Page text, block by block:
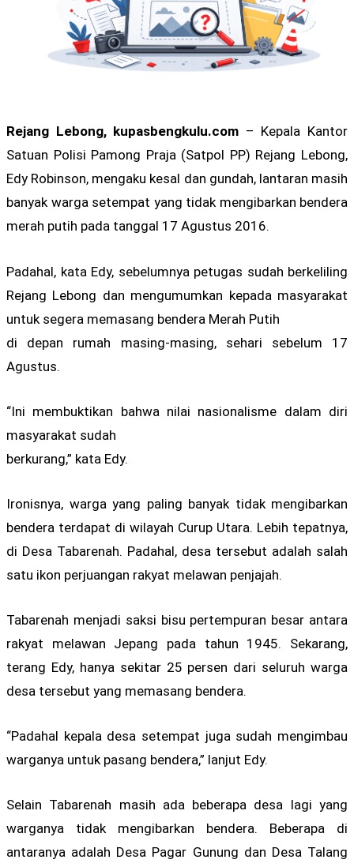
Rejang Lebong, kupasbengkulu.com – Kepala Kantor
Satuan Polisi Pamong Praja (Satpol PP) Rejang Lebong,
Edy Robinson, mengaku kesal dan gundah, lantaran masih
banyak warga setempat yang tidak mengibarkan bendera
merah putih pada tanggal 17 Agustus 2016.
Padahal, kata Edy, sebelumnya petugas sudah berkeliling
Rejang Lebong dan mengumumkan kepada masyarakat
untuk segera memasang bendera Merah Putih
di depan rumah masing-masing, sehari sebelum 17
Agustus.
“Ini membuktikan bahwa nilai nasionalisme dalam diri
masyarakat sudah
berkurang,” kata Edy.
Ironisnya, warga yang paling banyak tidak mengibarkan
bendera terdapat di wilayah Curup Utara. Lebih tepatnya,
di Desa Tabarenah. Padahal, desa tersebut adalah salah
satu ikon perjuangan rakyat melawan penjajah.
Tabarenah menjadi saksi bisu pertempuran besar antara
rakyat melawan Jepang pada tahun 1945. Sekarang,
terang Edy, hanya sekitar 25 persen dari seluruh warga
desa tersebut yang memasang bendera.
“Padahal kepala desa setempat juga sudah mengimbau
warganya untuk pasang bendera,” lanjut Edy.
Selain Tabarenah masih ada beberapa desa lagi yang
warganya tidak mengibarkan bendera. Beberapa di
antaranya adalah Desa Pagar Gunung dan Desa Talang